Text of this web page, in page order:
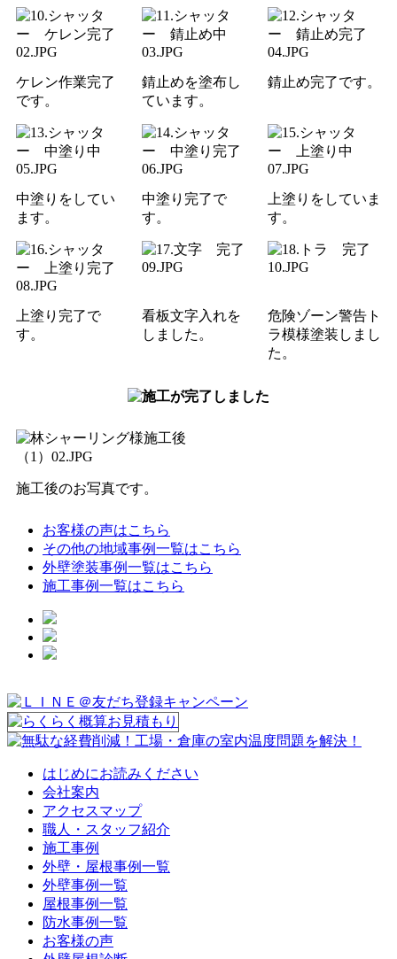
ケレン作業完了
です。
錆止めを塗布し
ています。
錆止め完了です。
中塗りをしてい
ます。
中塗り完了で
す。
上塗りをしていま
す。
上塗り完了で
す。
看板文字入れを
しました。
危険ゾーン警告ト
ラ模様塗装しまし
た。
施工後のお写真です。
お客様の声はこちら
その他の地域事例一覧はこちら
外壁塗装事例一覧はこちら
施工事例一覧はこちら
はじめにお読みください
会社案内
アクセスマップ
職人・スタッフ紹介
施工事例
外壁・屋根事例一覧
外壁事例一覧
屋根事例一覧
防水事例一覧
お客様の声